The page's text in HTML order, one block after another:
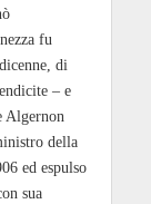
fu
di
– e
Algernon
della
ed espulso
sua